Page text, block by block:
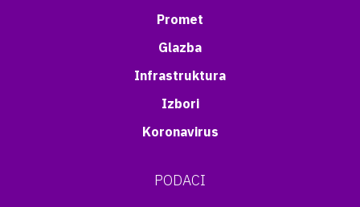
Promet
Glazba
Infrastruktura
Izbori
Koronavirus
PODACI